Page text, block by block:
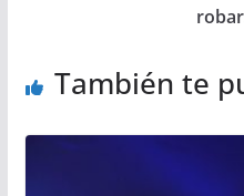
También te